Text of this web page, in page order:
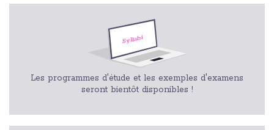
Les programmes d'étude et les exemples d'examens
seront bientôt disponibles !